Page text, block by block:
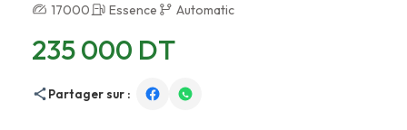
17000
Essence Automatic
235 000 DT
Partager sur :